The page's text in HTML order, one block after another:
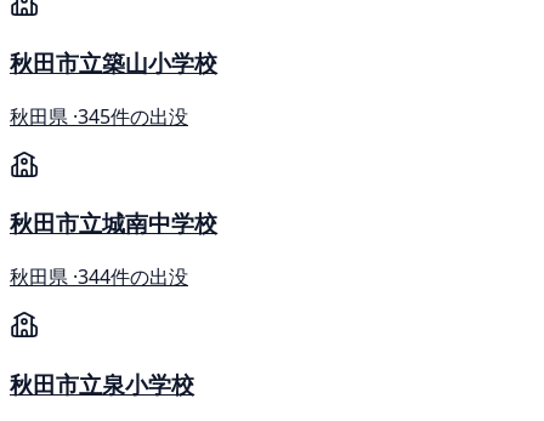
秋田市立築山小学校
秋田県 ·345件の出没
秋田市立城南中学校
秋田県 ·344件の出没
秋田市立泉小学校